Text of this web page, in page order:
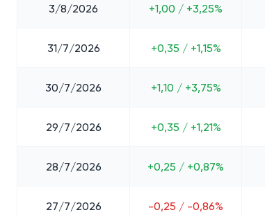
3/8/2026 +1,00 / +3,25%
31/7/2026 +0,35 / +1,15%
30/7/2026 +1,10 / +3,75%
29/7/2026 +0,35 / +1,21%
28/7/2026 +0,25 / +0,87%
27/7/2026 -0,25 / -0,86%